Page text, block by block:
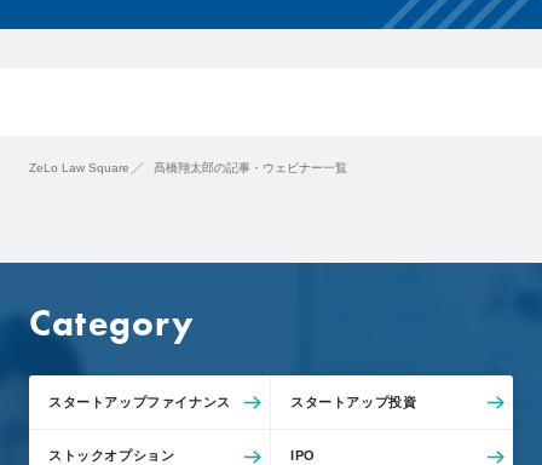
g
領
e
o
i
e
ZeLo Law Square 髙橋翔太郎の記事・ウェビナー一覧
Category
スタートアップファイナンス スタートアップ投資
ストックオプション IPO